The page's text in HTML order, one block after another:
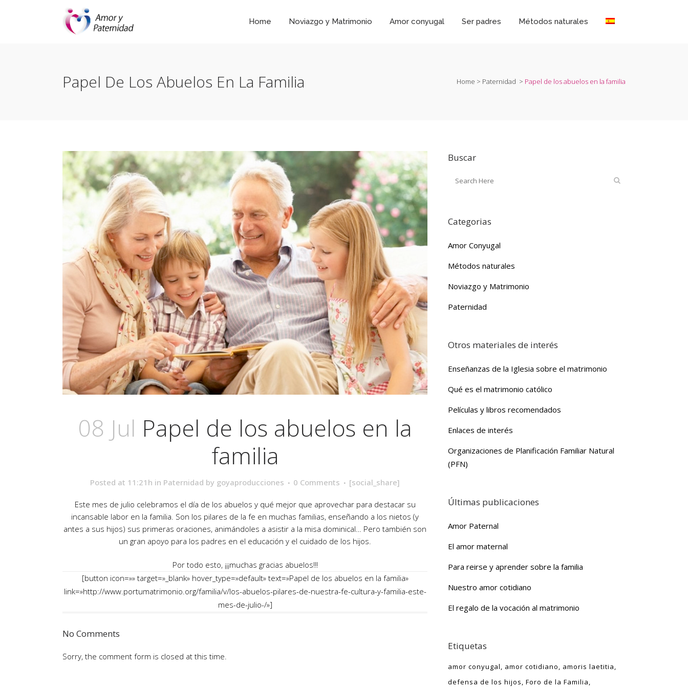
Home Noviazgo y Matrimonio Amor conyugal Ser padres Métodos naturales
Papel De Los Abuelos En La Familia Home > Paternidad > Papel de los abuelos en la familia
08 Jul Papel de los abuelos en la
familia
Posted at 11:21h in Paternidad by goyaproducciones 0 Comments [social_share]
Este mes de julio celebramos el día de los abuelos y qué mejor que aprovechar para destacar su
incansable labor en la familia. Son los pilares de la fe en muchas familias, enseñando a los nietos (y
antes a sus hijos) sus primeras oraciones, animándoles a asistir a la misa dominical… Pero también son
un gran apoyo para los padres en el educación y el cuidado de los hijos.
Por todo esto, ¡¡¡muchas gracias abuelos!!!
[button icon=»» target=»_blank» hover_type=»default» text=»Papel de los abuelos en la familia»
link=»http://www.portumatrimonio.org/familia/v/los-abuelos-pilares-de-nuestra-fe-cultura-y-familia-este-
mes-de-julio-/»]
No Comments
Sorry, the comment form is closed at this time.
Buscar
Categorias
Amor Conyugal
Métodos naturales
Noviazgo y Matrimonio
Paternidad
Otros materiales de interés
Enseñanzas de la Iglesia sobre el matrimonio
Qué es el matrimonio católico
Películas y libros recomendados
Enlaces de interés
Organizaciones de Planificación Familiar Natural
(PFN)
Últimas publicaciones
Amor Paternal
El amor maternal
Para reirse y aprender sobre la familia
Nuestro amor cotidiano
El regalo de la vocación al matrimonio
Etiquetas
amor conyugal amor cotidiano
amoris laetitia
defensa de los hijos Foro de la Familia